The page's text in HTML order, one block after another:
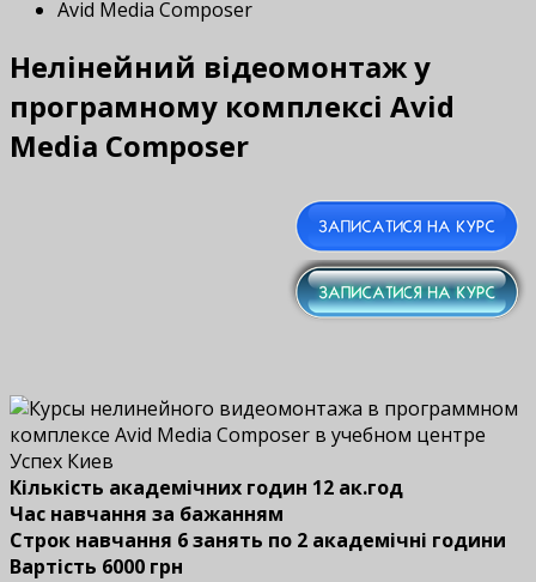
Avid Media Composer
Нелінейний відеомонтаж у
програмному комплексі Avid
Media Composer
Кількість академічних годин 12 ак.год
Час навчання за бажанням
Строк навчання 6 занять по 2 академічні години
Вартість 6000 грн